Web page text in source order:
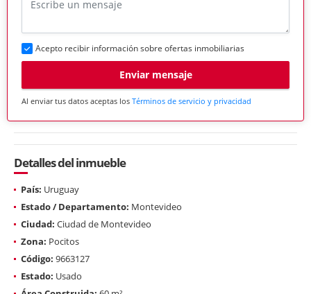
Acepto recibir información sobre ofertas inmobiliarias
Enviar mensaje
Al enviar tus datos aceptas los Términos de servicio y privacidad
Detalles del inmueble
País: Uruguay
Estado / Departamento: Montevideo
Ciudad: Ciudad de Montevideo
Zona: Pocitos
Código: 9663127
Estado: Usado